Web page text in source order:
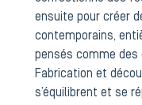
ensuite pour créer
contemporains,
pensés comme
Fabrication et
s’équilibrent et se